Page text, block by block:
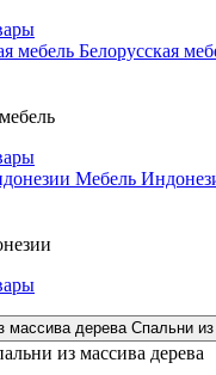
Белорусская
Мебель
Спальни